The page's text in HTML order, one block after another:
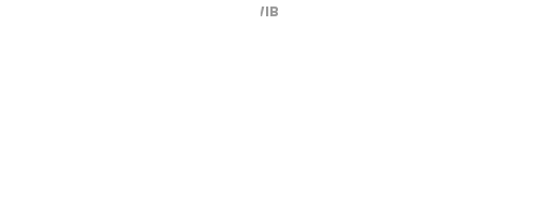
Juli 31, 2026 | 02:47 WIB